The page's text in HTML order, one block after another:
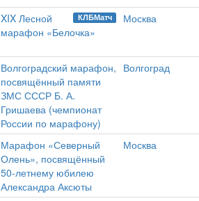
КЛБМатч
XIX Лесной
марафон «Белочка»
Москва
Волгоградский марафон,
посвящённый памяти
ЗМС СССР Б. А.
Гришаева (чемпионат
России по марафону)
Волгоград
Марафон «Северный
Олень», посвящённый
50-летнему юбилею
Александра Аксюты
Москва